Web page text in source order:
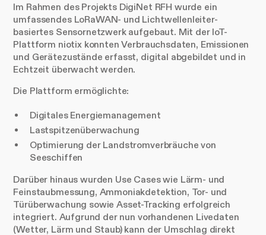
Im Rahmen des Projekts DigiNet RFH wurde ein
umfassendes LoRaWAN- und Lichtwellenleiter-
basiertes Sensornetzwerk aufgebaut. Mit der IoT-
Plattform niotix konnten Verbrauchsdaten, Emissionen
und Gerätezustände erfasst, digital abgebildet und in
Echtzeit überwacht werden.
Die Plattform ermöglichte:
Digitales Energiemanagement
Lastspitzenüberwachung
Optimierung der Landstromverbräuche von
Seeschiffen
Darüber hinaus wurden Use Cases wie Lärm- und
Feinstaubmessung, Ammoniakdetektion, Tor- und
Türüberwachung sowie Asset-Tracking erfolgreich
integriert. Aufgrund der nun vorhandenen Livedaten
(Wetter, Lärm und Staub) kann der Umschlag direkt